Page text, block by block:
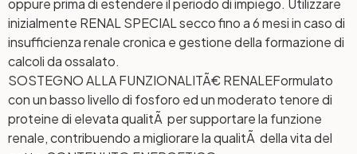
oppure prima di estendere il periodo di impiego. Utilizzare
inizialmente RENAL SPECIAL secco fino a 6 mesi in caso di
insufficienza renale cronica e gestione della formazione di
calcoli da ossalato.
SOSTEGNO ALLA FUNZIONALITÃ€ RENALEFormulato
con un basso livello di fosforo ed un moderato tenore di
proteine di elevata qualitÃ per supportare la funzione
renale, contribuendo a migliorare la qualitÃ della vita del